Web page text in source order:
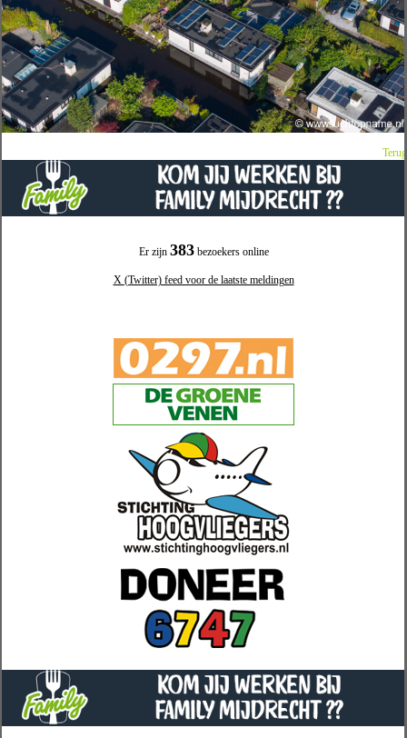
Er zijn 383bezoekers online
X (Twitter) feed voor de laatste meldingen
Terug